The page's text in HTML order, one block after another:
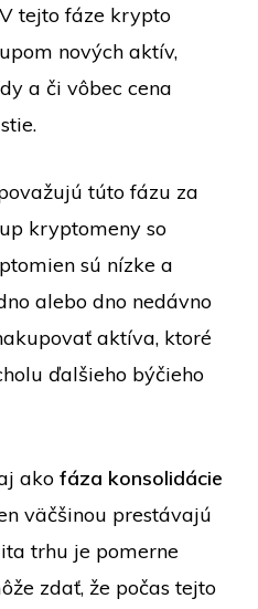
tejto fáze krypto
nových aktív,
a či vôbec cena
túto fázu za
kryptomeny so
sú nízke a
alebo dno nedávno
aktíva, ktoré
ďalšieho býčieho
akofáza konsolidácie
väčšinou prestávajú
trhu je pomerne
zdať, že počas tejto